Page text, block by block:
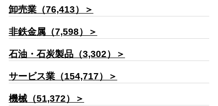
卸売業（76,413）＞
非鉄金属（7,598）＞
石油・石炭製品（3,302）＞
サービス業（154,717）＞
機械（51,372）＞